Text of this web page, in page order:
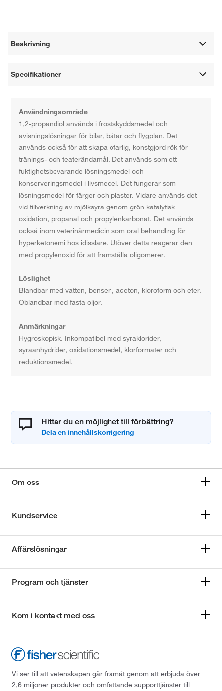
Beskrivning
Specifikationer
Användningsområde
1,2-propandiol används i frostskyddsmedel och
avisningslösningar för bilar, båtar och flygplan. Det
används också för att skapa ofarlig, konstgjord rök för
tränings- och teaterändamål. Det används som ett
fuktighetsbevarande lösningsmedel och
konserveringsmedel i livsmedel. Det fungerar som
lösningsmedel för färger och plaster. Vidare används det
vid tillverkning av mjölksyra genom grön katalytisk
oxidation, propanal och propylenkarbonat. Det används
också inom veterinärmedicin som oral behandling för
hyperketonemi hos idisslare. Utöver detta reagerar den
med propylenoxid för att framställa oligomerer.
Löslighet
Blandbar med vatten, bensen, aceton, kloroform och eter.
Oblandbar med fasta oljor.
Anmärkningar
Hygroskopisk. Inkompatibel med syraklorider,
syraanhydrider, oxidationsmedel, klorformater och
reduktionsmedel.
Hittar du en möjlighet till förbättring?
Om oss
Kundservice
Affärslösningar
Program och tjänster
Kom i kontakt med oss
Vi ser till att vetenskapen går framåt genom att erbjuda över
2,6 miljoner produkter och omfattande supporttjänster till